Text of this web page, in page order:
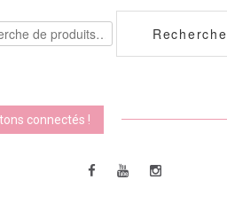
Recherche
connectés !